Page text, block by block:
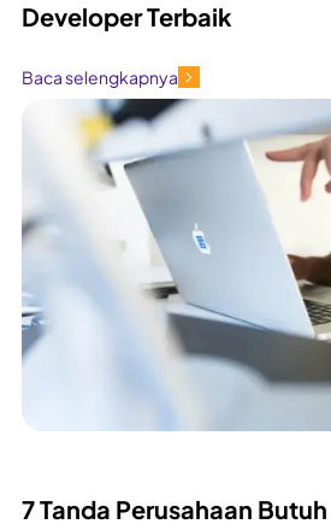
Developer Terbaik
Baca selengkapnya
7 Tanda Perusahaan